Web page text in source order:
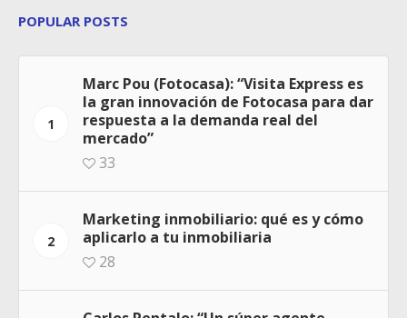
POPULAR POSTS
1
Marc Pou (Fotocasa): “Visita Express es
la gran innovación de Fotocasa para dar
respuesta a la demanda real del
mercado”
33
2
Marketing inmobiliario: qué es y cómo
aplicarlo a tu inmobiliaria
28